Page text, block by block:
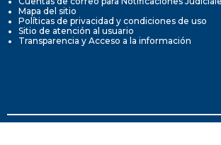
Mapa del sitio
Políticas de privacidad y condiciones de uso
Sitio de atención al usuario
Transparencia y Acceso a la información